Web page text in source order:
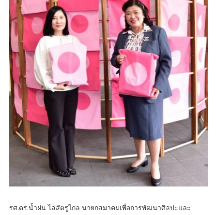
รศ.ดร.น้ำฝน ไล่สัตรูไกล นายกสมาคมเพื่อการพัฒนาศิลปะและ